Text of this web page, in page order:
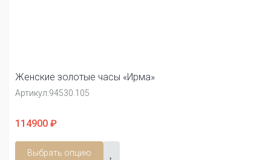
Женские золотые часы «Ирма»
Артикул:94530.105
114900 ₽
Выбрать опцию